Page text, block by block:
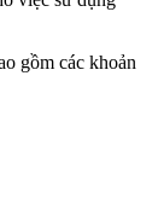
gồm các khoản